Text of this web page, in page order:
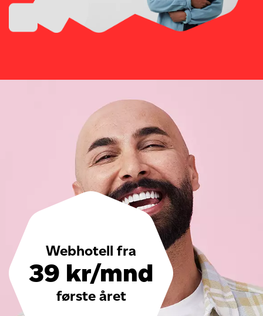
Webhotell fra
39 kr/mnd
første året